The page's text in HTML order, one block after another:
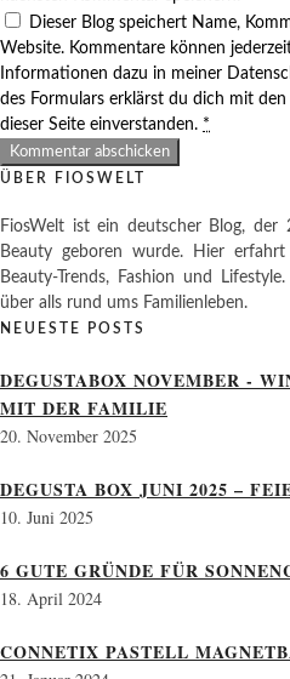
Dieser Blog speichert Name,
Website. Kommentare können
Informationen dazu in meiner
des Formulars erklärst du dich mit
dieser Seite einverstanden. *
ÜBER FIOSWELT
FiosWelt ist ein deutscher Blog, der
Beauty geboren wurde. Hier
Beauty-Trends, Fashion und
über alls rund ums Familienleben.
NEUESTE POSTS
DEGUSTABOX NOVEMBER -
MIT DER FAMILIE
20. November 2025
DEGUSTA BOX JUNI 2025 –
10. Juni 2025
6 GUTE GRÜNDE FÜR
18. April 2024
CONNETIX PASTELL